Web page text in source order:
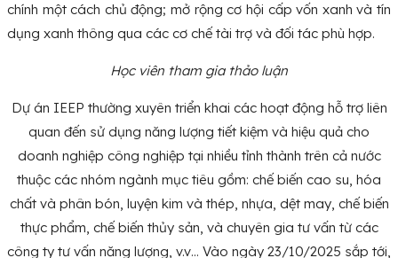
chính một cách chủ động; mở rộng cơ hội cấp vốn xanh và tín
dụng xanh thông qua các cơ chế tài trợ và đối tác phù hợp.
Học viên tham gia thảo luận
Dự án IEEP thường xuyên triển khai các hoạt động hỗ trợ liên
quan đến sử dụng năng lượng tiết kiệm và hiệu quả cho
doanh nghiệp công nghiệp tại nhiều tỉnh thành trên cả nước
thuộc các nhóm ngành mục tiêu gồm: chế biến cao su, hóa
chất và phân bón, luyện kim và thép, nhựa, dệt may, chế biến
thực phẩm, chế biến thủy sản, và chuyên gia tư vấn từ các
công ty tư vấn năng lượng, v.v… Vào ngày 23/10/2025 sắp tới,